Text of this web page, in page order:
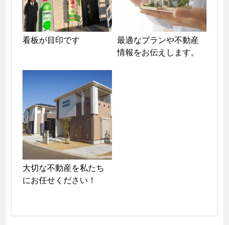
看板が目印です
最適なプランや不動産
情報をお伝えします。
大切な不動産を私たち
にお任せください！